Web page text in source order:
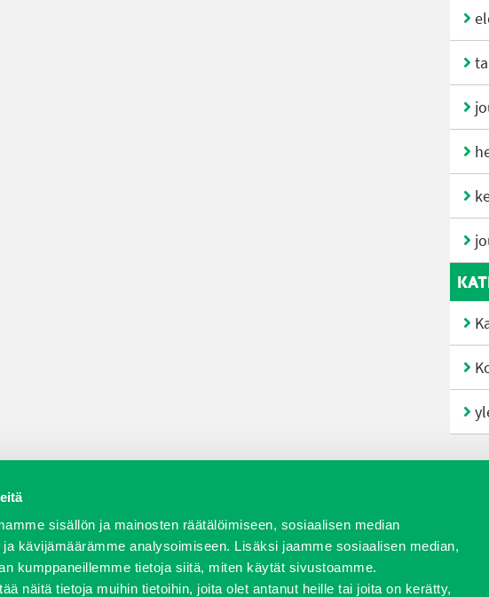
sisällön ja mainosten räätälöimiseen, sosiaalisen median
kävijämäärämme analysoimiseen. Lisäksi jaamme sosiaalisen median,
kumppaneillemme tietoja siitä, miten käytät sivustoamme.
näitä tietoja muihin tietoihin, joita olet antanut heille tai joita on kerätty,
Verkkokauppa JT Vuokrakone Jälleenmyyjät